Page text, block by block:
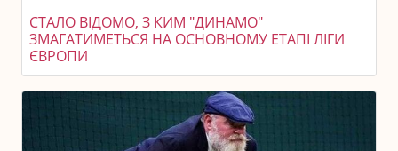
СТАЛО ВІДОМО, З КИМ "ДИНАМО"
ЗМАГАТИМЕТЬСЯ НА ОСНОВНОМУ ЕТАПІ ЛІГИ
ЄВРОПИ